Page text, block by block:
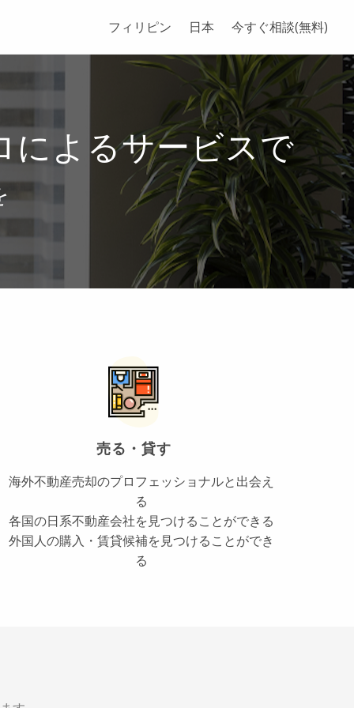
フィリピン 日本 今すぐ相談(無料)
によるサービスで
売る・貸す
海外不動産売却のプロフェッショナルと出会え
る
各国の日系不動産会社を見つけることができる
外国人の購入・賃貸候補を見つけることができ
る